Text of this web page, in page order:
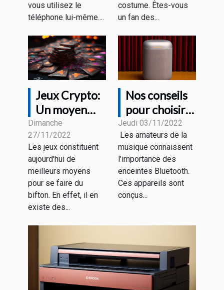
vous utilisez le
téléphone lui-même....
costume. Êtes-vous
un fan des...
Jeux Crypto:
Un moyen
pour se faire
de l'argent.
Dimanche
27/11/2022
Les jeux constituent
aujourd'hui de
meilleurs moyens
pour se faire du
bifton. En effet, il en
existe des...
Nos conseils
pour choisir
une bonne
enceinte
Bluetooth
Jeudi 03/11/2022
Les amateurs de la
musique connaissent
l’importance des
enceintes Bluetooth.
Ces appareils sont
conçus...